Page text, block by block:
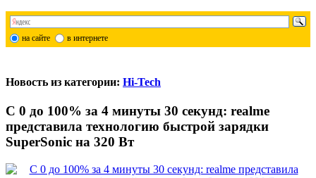
на сайте в интернете
Новость из категории: Hi-Tech
С 0 до 100% за 4 минуты 30 секунд: realme
представила технологию быстрой зарядки
SuperSonic на 320 Вт